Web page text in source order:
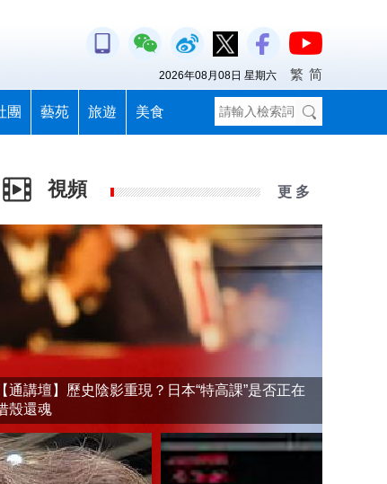
團 藝苑 旅遊 美食
2026年08月08日 星期六 繁 简
視頻 更 多
【通講壇】歷史陰影重現？日本“特高課”是否正在
殼還魂